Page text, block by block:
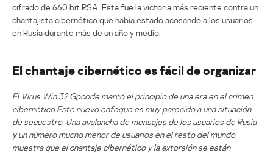
cifrado de 660 bit RSA. Esta fue la victoria más reciente contra un
chantajista cibernético que había estado acosando a los usuarios
en Rusia durante más de un año y medio.
El chantaje cibernético es fácil de organizar
El Virus Win.32 Gpcode marcó el principio de una era en el crimen
cibernético Este nuevo enfoque es muy parecido a una situación
de secuestro. Una avalancha de mensajes de los usuarios de Rusia
y un número mucho menor de usuarios en el resto del mundo,
muestra que el chantaje cibernético y la extorsión se están